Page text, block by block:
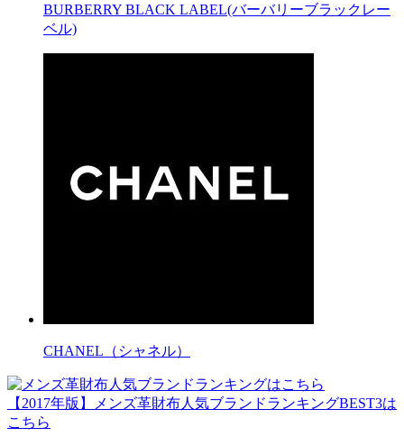
BURBERRY BLACK LABEL(バーバリーブラックレー
ベル)
CHANEL（シャネル）
【2017年版】メンズ革財布人気ブランドランキングBEST3は
こちら